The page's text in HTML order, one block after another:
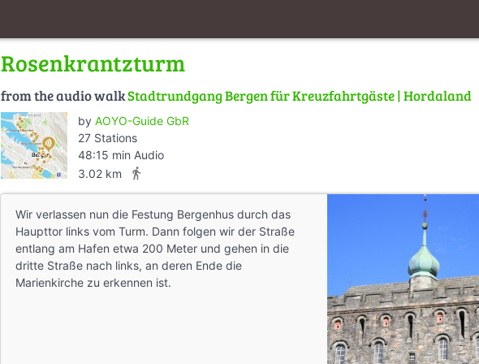
Rosenkrantzturm
from the audio walkStadtrundgang Bergen für Kreuzfahrtgäste | Hordaland
by AOYO-Guide GbR
27 Stations
48:15 min Audio
3.02 km
directions_walk
Wir verlassen nun die Festung Bergenhus durch das
Haupttor links vom Turm. Dann folgen wir der Straße
entlang am Hafen etwa 200 Meter und gehen in die
dritte Straße nach links, an deren Ende die
Marienkirche zu erkennen ist.